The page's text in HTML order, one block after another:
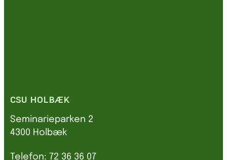
CSU HOLBÆK
Seminarieparken 2
4300 Holbæk
Telefon: 72 36 36 07